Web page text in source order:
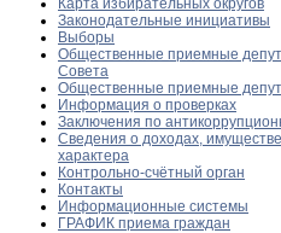
Карта избирательных округов
Законодательные инициативы
Выборы
Общественные приемные
Совета
Общественные приемные
Информация о проверках
Заключения по
Сведения о доходах,
характера
Контрольно-счётный орган
Контакты
Информационные системы
ГРАФИК приема граждан